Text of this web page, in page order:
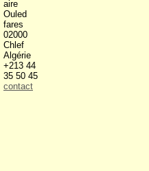
aire
Ouled
fares
02000
Chlef
Algérie
+213 44
35 50 45
contact